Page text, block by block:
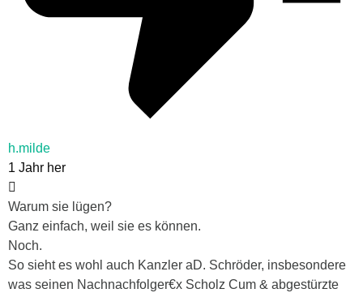
h.milde
1 Jahr her
Warum sie lügen?
Ganz einfach, weil sie es können.
Noch.
So sieht es wohl auch Kanzler aD. Schröder, insbesondere
was seinen Nachnachfolger€x Scholz Cum & abgestürzte